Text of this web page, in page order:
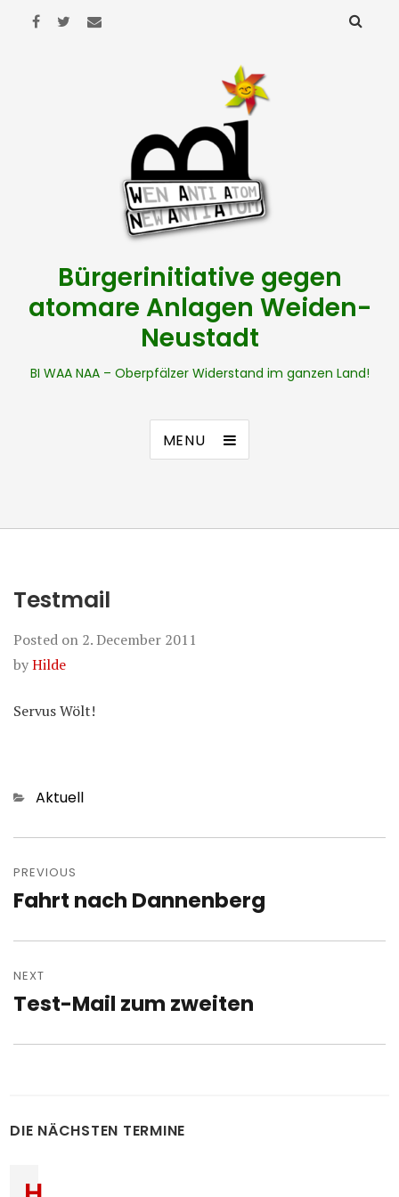
Bürgerinitiative gegen
atomare Anlagen Weiden-
Neustadt
BI WAA NAA – Oberpfälzer Widerstand im ganzen Land!
MENU
Testmail
Posted on 2. December 2011
byHilde
Servus Wölt!
Categories
Aktuell
navigation
PREVIOUS
Previous
Fahrt nach Dannenberg
NEXT
Next
Test-Mail zum zweiten
DIE NÄCHSTEN TERMINE